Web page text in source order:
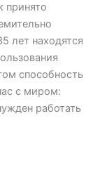
принято
лет находятся
способность
с миром:
работать